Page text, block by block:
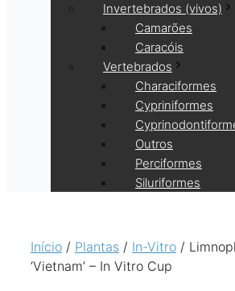
Invertebrados (vivos)
Camarões
Caracóis
Vertebrados
Characiformes
Cypriniformes
Outros
Perciformes
Siluriformes
Início / Plantas / In-Vitro /
‘Vietnam’ – In Vitro Cup